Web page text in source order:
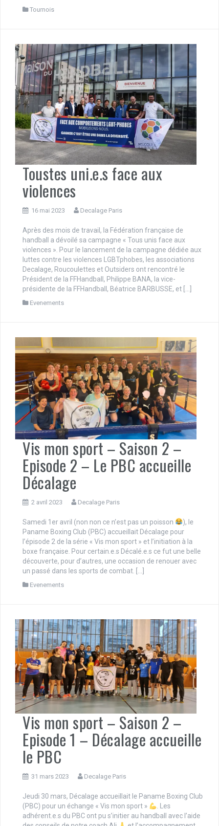
Tournois
Toustes uni.e.s face aux
violences
16 mai 2023 Decalage Paris
Après des mois de travail, la Fédération française de
handball a dévoilé sa campagne « Tous unis face aux
violences ». Pour le lancement de la campagne dédiée aux
luttes contre les violences LGBTphobes, les associations
Decalage, Roucoulettes et Outsiders ont rencontré le
Président de la FFHandball, Philippe BANA, la vice-
présidente de la FFHandball, Béatrice BARBUSSE, et […]
Evenements
Vis mon sport – Saison 2 –
Episode 2 – Le PBC accueille
Décalage
2 avril 2023 Decalage Paris
Samedi 1er avril (non non ce n’est pas un poisson
), le
Paname Boxing Club (PBC) accueillait Décalage pour
l’épisode 2 de la série « Vis mon sport » et l’initiation à la
boxe française. Pour certain.e.s Décalé.e.s ce fut une belle
découverte, pour d’autres, une occasion de renouer avec
un passé dans les sports de combat. […]
Evenements
Vis mon sport – Saison 2 –
Episode 1 – Décalage accueille
le PBC
31 mars 2023 Decalage Paris
Jeudi 30 mars, Décalage accueillait le Paname Boxing Club
(PBC) pour un échange « Vis mon sport »
. Les
adhérent.e.s du PBC ont pu s’initier au handball avec l’aide